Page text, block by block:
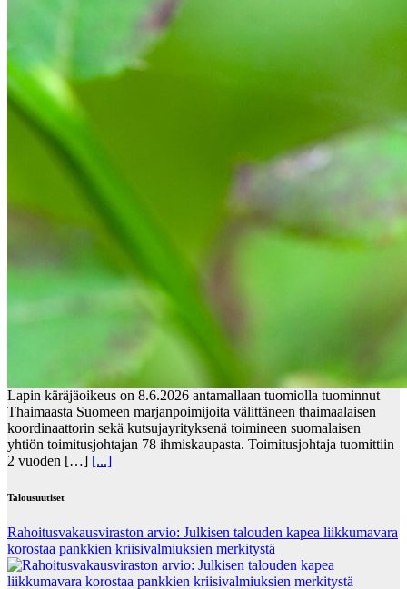
Lapin käräjäoikeus on 8.6.2026 antamallaan tuomiolla tuominnut
Thaimaasta Suomeen marjanpoimijoita välittäneen thaimaalaisen
koordinaattorin sekä kutsujayrityksenä toimineen suomalaisen
yhtiön toimitusjohtajan 78 ihmiskaupasta. Toimitusjohtaja tuomittiin
2 vuoden […] [...]
Talousuutiset
Rahoitusvakausviraston arvio: Julkisen talouden kapea liikkumavara
korostaa pankkien kriisivalmiuksien merkitystä